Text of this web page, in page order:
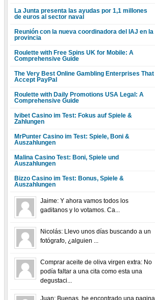
La Junta presenta las ayudas por 1,1 millones
de euros al sector naval
Reunión con la nueva coordinadora del IAJ en la
provincia
Roulette with Free Spins UK for Mobile: A
Comprehensive Guide
The Very Best Online Gambling Enterprises That
Accept PayPal
Roulette with Daily Promotions USA Legal: A
Comprehensive Guide
Ivibet Casino im Test: Fokus auf Spiele &
Zahlungen
MrPunter Casino im Test: Spiele, Boni &
Auszahlungen
Malina Casino Test: Boni, Spiele und
Auszahlungen
Bizzo Casino im Test: Bonus, Spiele &
Auszahlungen
Jaime: Y ahora vamos todos los
gaditanos y lo votamos. Ca...
Nicolás: Llevo unos días buscando a un
fotógrafo, ¿alguien ...
Comprar aceite de oliva virgen extra: No
podía faltar a una cita como esta una
degustaci...
Juan: Buenas, he encontrado una pagina